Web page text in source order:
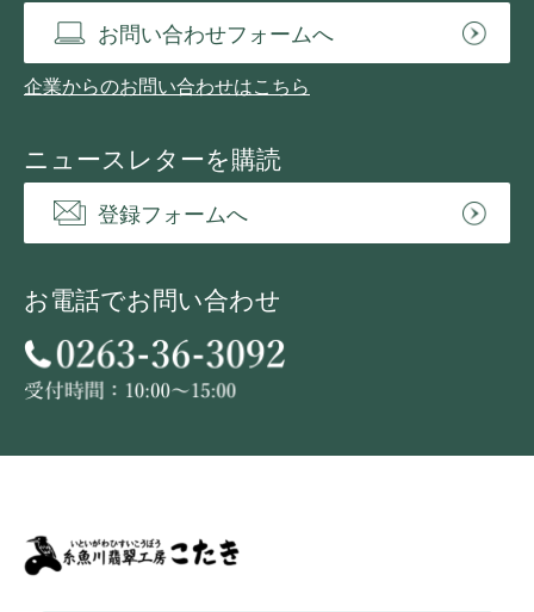
お問い合わせフォームへ
企業からのお問い合わせはこちら
ニュースレターを購読
登録フォームへ
お電話でお問い合わせ